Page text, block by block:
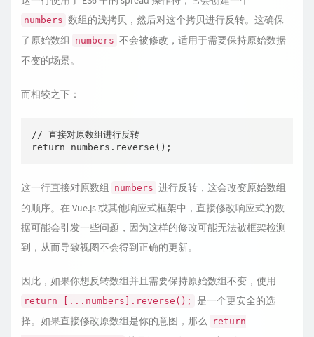
numbers 数组的浅拷贝，然后对这个拷贝进行反转。这确保
了原始数组
numbers 不会被修改，适用于需要保持原始数据
不变的场景。
而相较之下：
// 直接对原数组进行反转
return numbers.reverse();
这一行直接对原数组 numbers 进行反转，这会改变原始数组
的顺序。在 Vue.js 或其他响应式框架中，直接修改响应式的数
据可能会引发一些问题，因为这样的修改可能无法被框架检测
到，从而导致视图不会得到正确的更新。
因此，如果你想反转数组并且需要保持原始数组不变，使用
return [...numbers].reverse();
是一个更安全的选
择。如果直接修改原数组是你的意图，那么
return